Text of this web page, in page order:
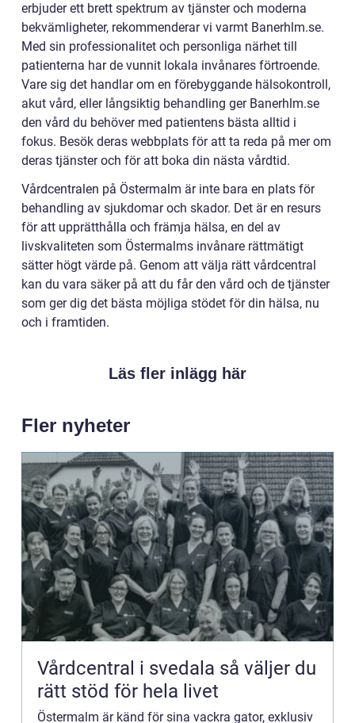
erbjuder ett brett spektrum av tjänster och moderna
bekvämligheter, rekommenderar vi varmt Banerhlm.se.
Med sin professionalitet och personliga närhet till
patienterna har de vunnit lokala invånares förtroende.
Vare sig det handlar om en förebyggande hälsokontroll,
akut vård, eller långsiktig behandling ger Banerhlm.se
den vård du behöver med patientens bästa alltid i
fokus. Besök deras webbplats för att ta reda på mer om
deras tjänster och för att boka din nästa vårdtid.
Vårdcentralen på Östermalm är inte bara en plats för
behandling av sjukdomar och skador. Det är en resurs
för att upprätthålla och främja hälsa, en del av
livskvaliteten som Östermalms invånare rättmätigt
sätter högt värde på. Genom att välja rätt vårdcentral
kan du vara säker på att du får den vård och de tjänster
som ger dig det bästa möjliga stödet för din hälsa, nu
och i framtiden.
Läs fler inlägg här
Fler nyheter
Vårdcentral i svedala så väljer du
rätt stöd för hela livet
Östermalm är känd för sina vackra gator, exklusiv